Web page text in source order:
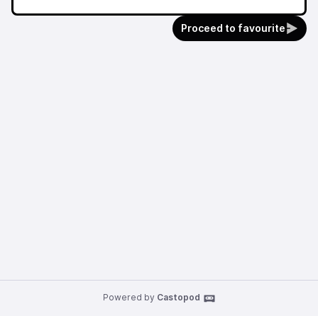
Proceed to favourite
Powered by Castopod